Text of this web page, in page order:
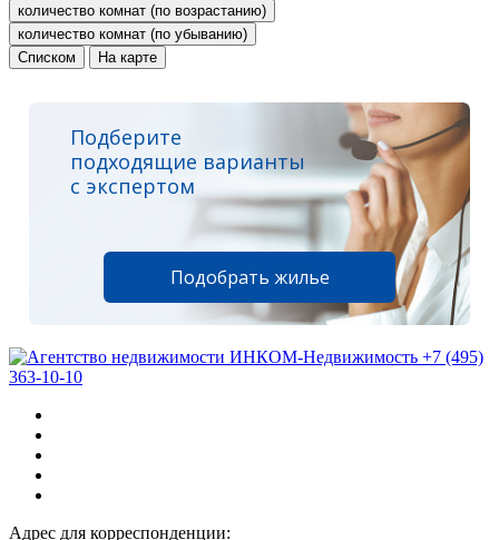
количество комнат (по возрастанию)
количество комнат (по убыванию)
Списком
На карте
Подберите
подходящие варианты
с экспертом
Подобрать жилье
+7 (495)
363-10-10
Адрес для корреспонденции: